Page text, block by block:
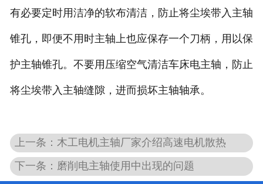
有必要定时用洁净的软布清洁，防止将尘埃带入主轴
锥孔，即便不用时主轴上也应保存一个刀柄，用以保
护主轴锥孔。不要用压缩空气清洁车床电主轴，防止
将尘埃带入主轴缝隙，进而损坏主轴轴承。
上一条：木工电机主轴厂家介绍高速电机散热
下一条：磨削电主轴使用中出现的问题